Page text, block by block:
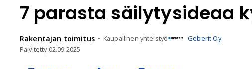
7 parasta säilytysideaa
Rakentajan toimitus Kaupallinen yhteistyö
Geberit Oy
Päivitetty 02.09.2025